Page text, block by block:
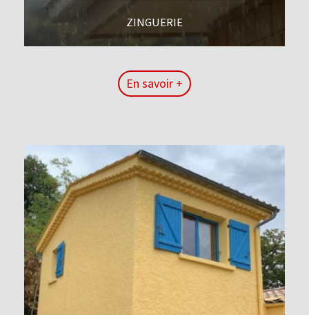
ZINGUERIE
En savoir +